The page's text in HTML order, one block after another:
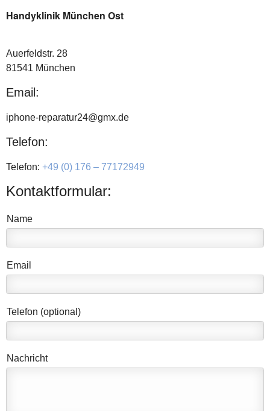
Handyklinik München Ost
Auerfeldstr. 28
81541 München
Email:
iphone-reparatur24@gmx.de
Telefon:
Telefon: +49 (0) 176 – 77172949
Kontaktformular:
Name
Email
Telefon (optional)
Nachricht